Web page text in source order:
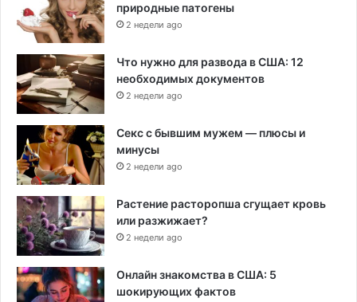
природные патогены
2 недели ago
Что нужно для развода в США: 12
необходимых документов
2 недели ago
Секс с бывшим мужем — плюсы и
минусы
2 недели ago
Растение расторопша сгущает кровь
или разжижает?
2 недели ago
Онлайн знакомства в США: 5
шокирующих фактов